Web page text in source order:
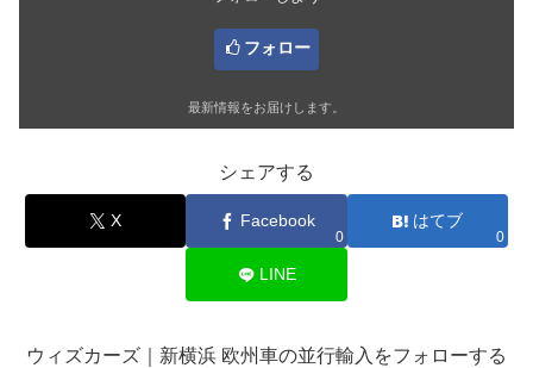
フォロー
最新情報をお届けします。
シェアする
X Facebook
0
はてブ
0
LINE
ウィズカーズ｜新横浜 欧州車の並行輸入をフォローする